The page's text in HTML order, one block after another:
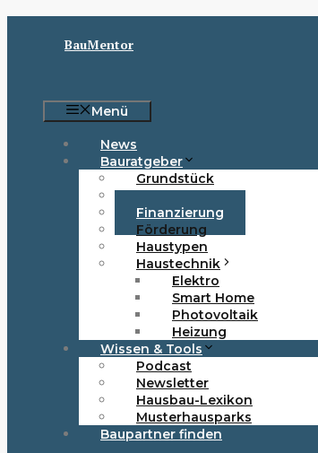
BauMentor
Menü
News
Bauratgeber
Grundstück
Finanzierung
Förderung
Haustypen
Haustechnik
Elektro
Smart Home
Photovoltaik
Heizung
Wissen & Tools
Podcast
Newsletter
Hausbau-Lexikon
Musterhausparks
Baupartner finden